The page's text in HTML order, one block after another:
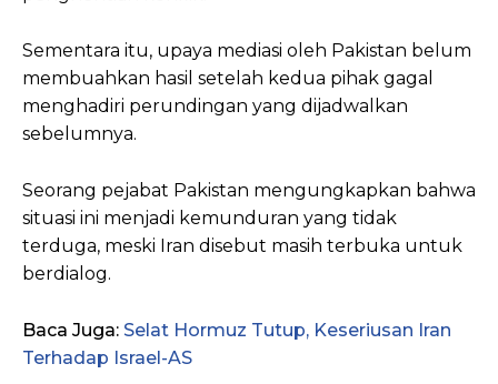
Sementara itu, upaya mediasi oleh Pakistan belum
membuahkan hasil setelah kedua pihak gagal
menghadiri perundingan yang dijadwalkan
sebelumnya.
Seorang pejabat Pakistan mengungkapkan bahwa
situasi ini menjadi kemunduran yang tidak
terduga, meski Iran disebut masih terbuka untuk
berdialog.
Baca Juga: Selat Hormuz Tutup, Keseriusan Iran
Terhadap Israel-AS